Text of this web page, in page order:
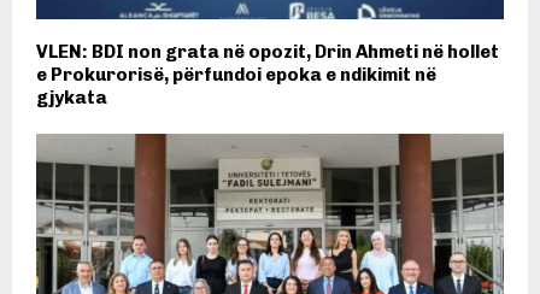
VLEN: BDI non grata në opozit, Drin Ahmeti në hollet
e Prokurorisë, përfundoi epoka e ndikimit në
gjykata